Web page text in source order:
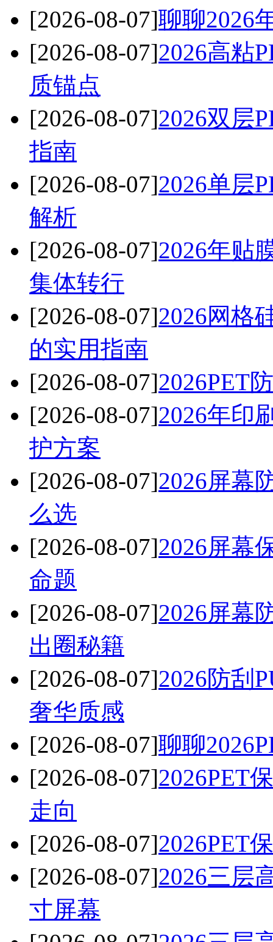
[2026-08-07]聊聊2026
[2026-08-07]2026高粘
质锚点
[2026-08-07]2026双层
指南
[2026-08-07]2026单层
解析
[2026-08-07]2026年贴
集体转行
[2026-08-07]2026网格
的实用指南
[2026-08-07]2026PET
[2026-08-07]2026年印
护方案
[2026-08-07]2026屏幕
么选
[2026-08-07]2026屏幕
命题
[2026-08-07]2026屏幕
出圈秘籍
[2026-08-07]2026防刮
奢华质感
[2026-08-07]聊聊
[2026-08-07]2026PET
走向
[2026-08-07]2026PET
[2026-08-07]2026三层
寸屏幕